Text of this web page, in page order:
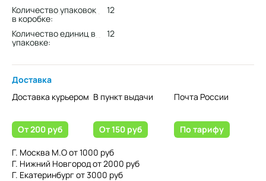
Количество упаковок
в коробке:
12
Количество единиц в
упаковке:
12
Доставка
Доставка курьером
От 200 руб
Г. Москва М.О от 1000 руб
Г. Нижний Новгород от 2000 руб
Г. Екатеринбург от 3000 руб
В пункт выдачи
От 150 руб
Почта России
По тарифу